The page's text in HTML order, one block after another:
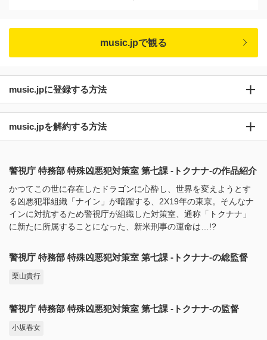
music.jpで観る
music.jpに登録する方法
music.jpを解約する方法
警視庁 特務部 特殊凶悪犯対策室 第七課 -トクナナ-の作品紹介
かつてこの世に存在したドラゴンに心酔し、世界を変えようとす
る凶悪犯罪組織「ナイン」が暗躍する、2X19年の東京。そんなナ
インに対抗するため警視庁が組織した対策室、通称「トクナナ」
に新たに所属することになった、新米刑事の運命は…!?
警視庁 特務部 特殊凶悪犯対策室 第七課 -トクナナ-の総監督
栗山貴行
警視庁 特務部 特殊凶悪犯対策室 第七課 -トクナナ-の監督
小坂春女